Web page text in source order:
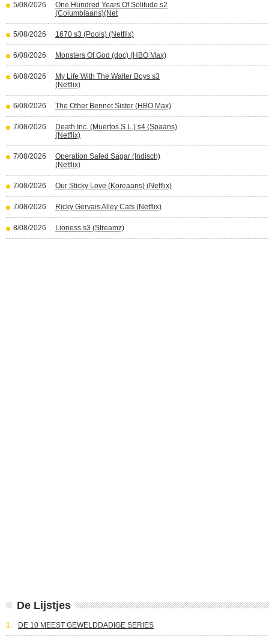
5/08/2026
One Hundred Years Of Solitude s2
(Columbiaans)(Net
5/08/2026 1670 s3 (Pools) (Netflix)
6/08/2026 Monsters Of God (doc) (HBO Max)
6/08/2026
My Life With The Walter Boys s3
(Netflix)
6/08/2026 The Other Bennet Sister (HBO Max)
7/08/2026
Death Inc. (Muertos S.L.) s4 (Spaans)
(Netflix)
7/08/2026
Operation Safed Sagar (Indisch)
(Netflix)
7/08/2026 Our Sticky Love (Koreaans) (Netflix)
7/08/2026 Ricky Gervais Alley Cats (Netflix)
8/08/2026 Lioness s3 (Streamz)
De Lijstjes
1. DE 10 MEEST GEWELDDADIGE SERIES